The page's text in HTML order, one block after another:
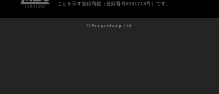
ことを示す登録商標（登録番号6091713号）です。
© Bungeishunju Ltd.